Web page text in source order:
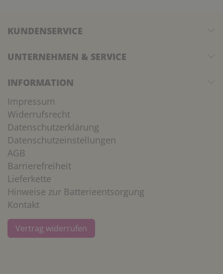
KUNDENSERVICE
UNTERNEHMEN & SERVICE
INFORMATION
Impressum
Widerrufsrecht
Datenschutzerklärung
Datenschutzeinstellungen
AGB
Barrierefreiheit
Lieferkette
Hinweise zur Batterieentsorgung
Kontakt
Vertrag widerrufen